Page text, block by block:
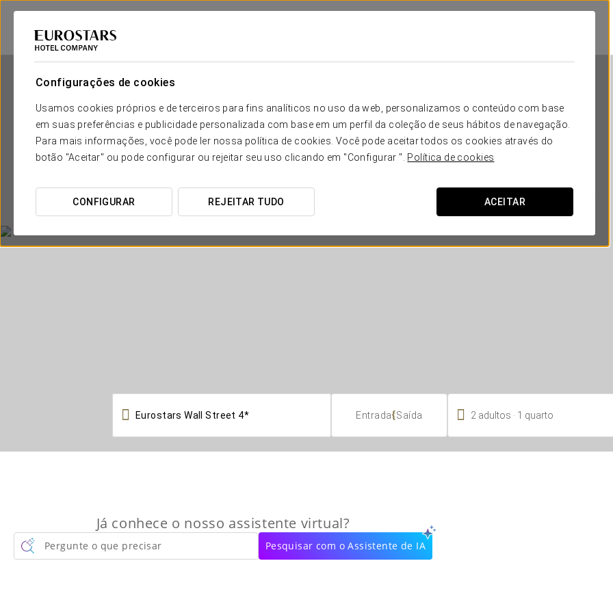
Configurações de cookies
Usamos cookies próprios e de terceiros para fins analíticos no uso da web, personalizamos o conteúdo com base
em suas preferências e publicidade personalizada com base em um perfil da coleção de seus hábitos de navegação.
Para mais informações, você pode ler nossa política de cookies. Você pode aceitar todos os cookies através do
botão "Aceitar" ou pode configurar ou rejeitar seu uso clicando em "Configurar ". Política de cookies
CONFIGURAR REJEITAR TUDO ACEITAR
Eurostars Wall Street
NOVA IORQUE
 Entrada{Saída  2 adultos 1 quarto
Já conhece o nosso assistente virtual?
Pergunte o que precisar Pesquisar com o Assistente de IA